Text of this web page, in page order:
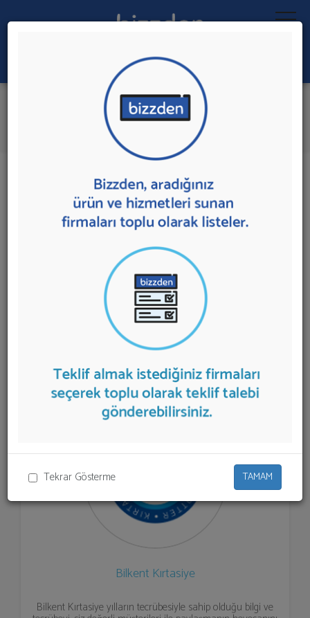
Tekrar Gösterme TAMAM
Ara:
Kartuş ve Toner Dolumu
İlk 1 Firmaya Mesaj Gönder
1 sonuç bulundu.
Çankaya'daKartuş ve Toner Dolumu
sunan firmalar aşağıda listelenmektedir.
teklifi almak için listeden seçim yapıp ya
da "İlk 5 Firmadan Teklif İste" kısmından toplu olarak
teklif talebinizi firmalara aktarabilirsiniz.
Bilkent Kırtasiye
Bilkent Kırtasiye yılların tecrübesiyle sahip olduğu bilgi ve